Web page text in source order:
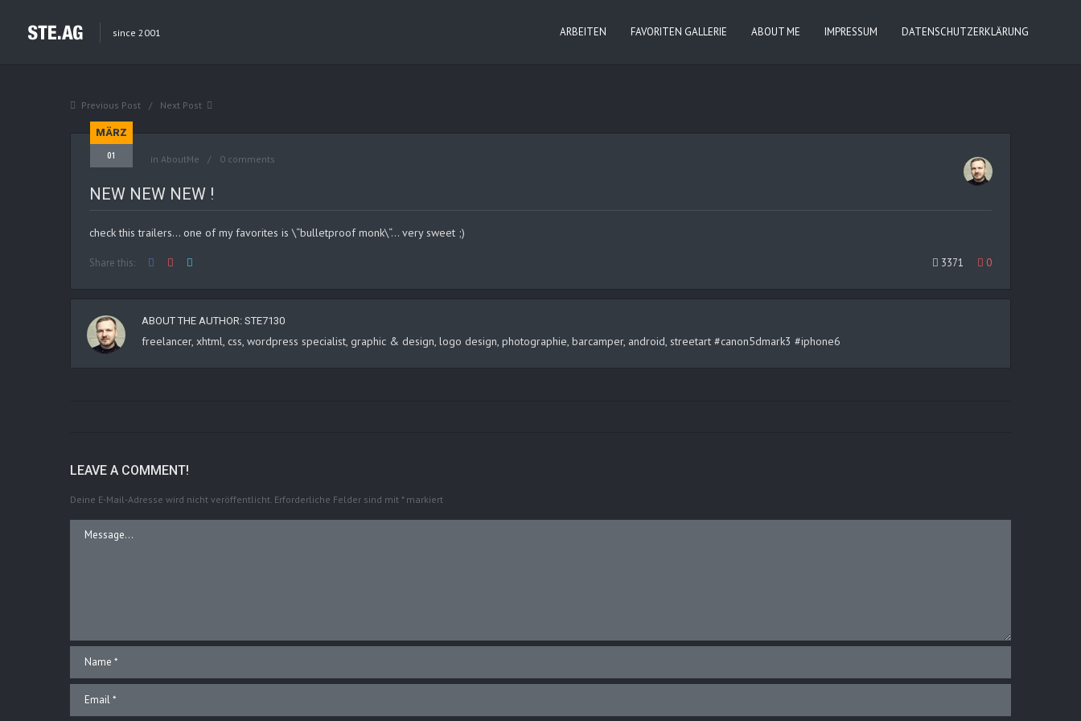
since 2001 ARBEITEN FAVORITEN GALLERIE ABOUT ME IMPRESSUM DATENSCHUTZERKLÄRUNG
Previous Post Next Post
MÄRZ
01 in AboutMe 0 comments
NEW NEW NEW !
check this trailers… one of my favorites is \“bulletproof monk\“… very sweet ;)
Share this: 3371 0
ABOUT THE AUTHOR: STE7130
freelancer, xhtml, css, wordpress specialist, graphic & design, logo design, photographie, barcamper, android, streetart #canon5dmark3 #iphone6
LEAVE A COMMENT!
Deine E-Mail-Adresse wird nicht veröffentlicht. Erforderliche Felder sind mit *markiert